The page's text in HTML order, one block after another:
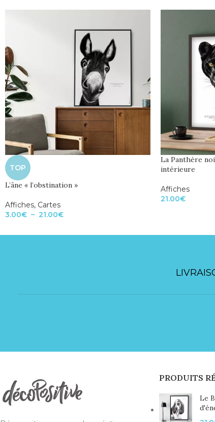
TOP
L’âne « l’obstination »
Affiches, Cartes
3.00€ – 21.00€
La Panthère
intérieure
Affiches
21.00€
PRODUITS
Le